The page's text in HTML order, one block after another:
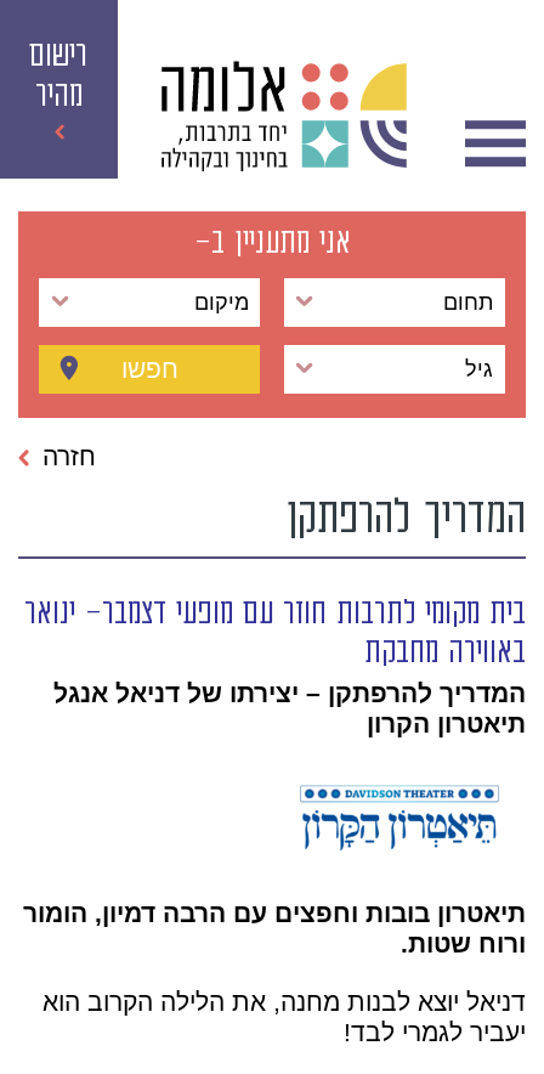
רישום
מהיר
אני מתעניין ב-
תחום מיקום
גיל חפשו
המדריך להרפתקן
חזרה
בית מקומי לתרבות חוזר עם מופעי דצמבר- ינואר
באווירה מחבקת
המדריך להרפתקן – יצירתו של דניאל אנגל
תיאטרון הקרון
תיאטרון בובות וחפצים עם הרבה דמיון, הומור
ורוח שטות.
דניאל יוצא לבנות מחנה, את הלילה הקרוב הוא
יעביר לגמרי לבד!